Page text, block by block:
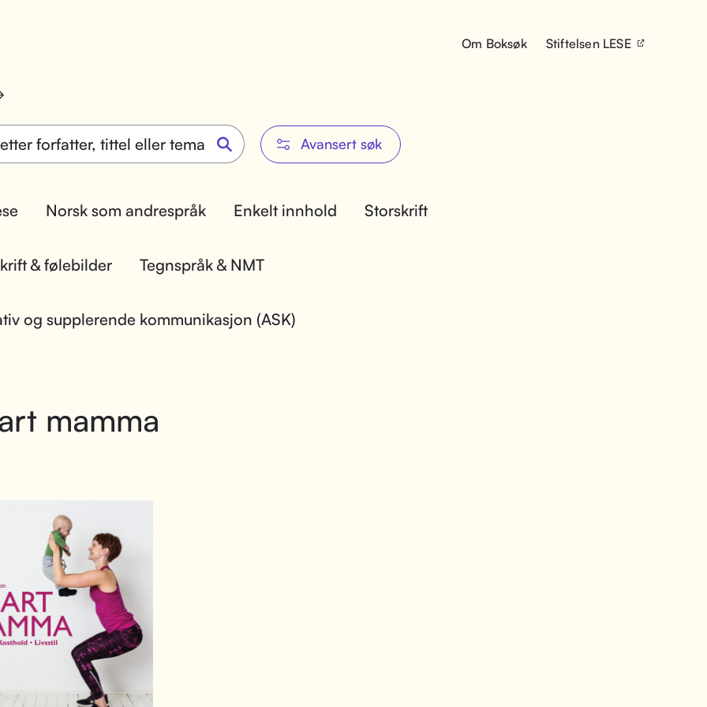
Om Boksøk Stiftelsen LESE
Avansert søk
Norsk som andrespråk Enkelt innhold Storskrift
& følebilder Tegnspråk & NMT
og supplerende kommunikasjon (ASK)
mamma